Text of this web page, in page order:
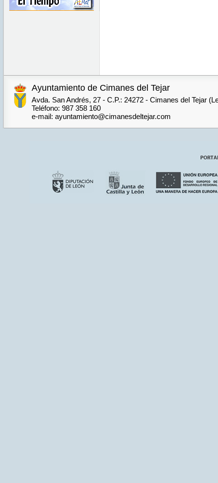
Ayuntamiento de Cimanes del Tejar
Avda. San Andrés, 27 - C.P.: 24272 - Cimanes del Tejar
Teléfono: 987 358 160
e-mail: ayuntamiento@cimanesdeltejar.com